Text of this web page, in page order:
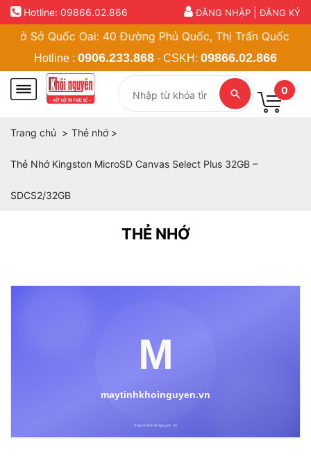
ĐĂNG NHẬP |ĐĂNG KÝ
Hotline: 09866.02.866
Quốc Oai: 40 Đường Phủ Quốc, Thị Trấn Quốc Oai,
Hotline : 0906.233.868 - CSKH: 09866.02.866
0
Trang chủ Thẻ nhớ
Thẻ Nhớ Kingston MicroSD Canvas Select Plus 32GB –
SDCS2/32GB
THẺ NHỚ